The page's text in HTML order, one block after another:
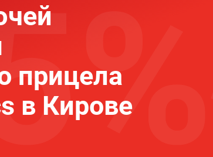
прицела
в Кирове